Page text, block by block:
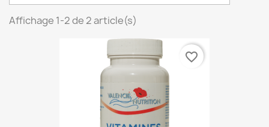
Affichage 1-2 de 2 article(s)
favorite_border